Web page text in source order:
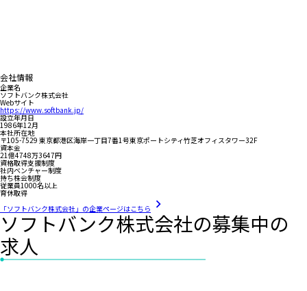
会社情報
企業名
ソフトバンク株式会社
Webサイト
https://www.softbank.jp/
設立年月日
1986年12月
本社所在地
〒105-7529 東京都港区海岸一丁目7番1号東京ポートシティ竹芝オフィスタワー32F
資本金
21億4748万3647円
資格取得支援制度
社内ベンチャー制度
持ち株会制度
従業員1000名以上
育休取得
「ソフトバンク株式会社」の企業ページはこちら
ソフトバンク株式会社の募集中の
求人